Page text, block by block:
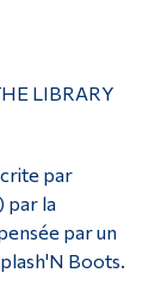
LIBRARY
par
par la
par un
Boots.